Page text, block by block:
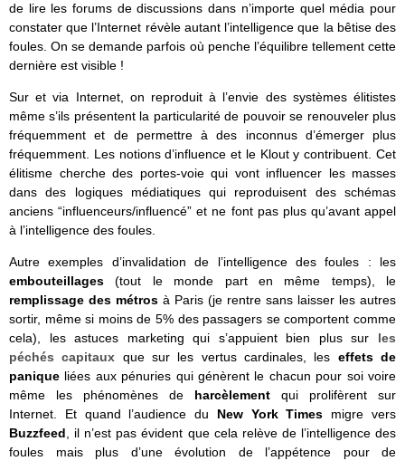
de lire les forums de discussions dans n’importe quel média pour
constater que l’Internet révèle autant l’intelligence que la bêtise des
foules. On se demande parfois où penche l’équilibre tellement cette
dernière est visible !
Sur et via Internet, on reproduit à l’envie des systèmes élitistes
même s’ils présentent la particularité de pouvoir se renouveler plus
fréquemment et de permettre à des inconnus d’émerger plus
fréquemment. Les notions d’influence et le Klout y contribuent. Cet
élitisme cherche des portes-voie qui vont influencer les masses
dans des logiques médiatiques qui reproduisent des schémas
anciens “influenceurs/influencé” et ne font pas plus qu’avant appel
à l’intelligence des foules.
Autre exemples d’invalidation de l’intelligence des foules : les
embouteillages(tout le monde part en même temps), le
remplissage des métros à Paris (je rentre sans laisser les autres
sortir, même si moins de 5% des passagers se comportent comme
cela), les astuces marketing qui s’appuient bien plus sur les
péchés capitaux que sur les vertus cardinales, les effets de
panique liées aux pénuries qui génèrent le chacun pour soi voire
même les phénomènes de harcèlement qui prolifèrent sur
Internet. Et quand l’audience du New York Times migre vers
Buzzfeed, il n’est pas évident que cela relève de l’intelligence des
foules mais plus d’une évolution de l’appétence pour de